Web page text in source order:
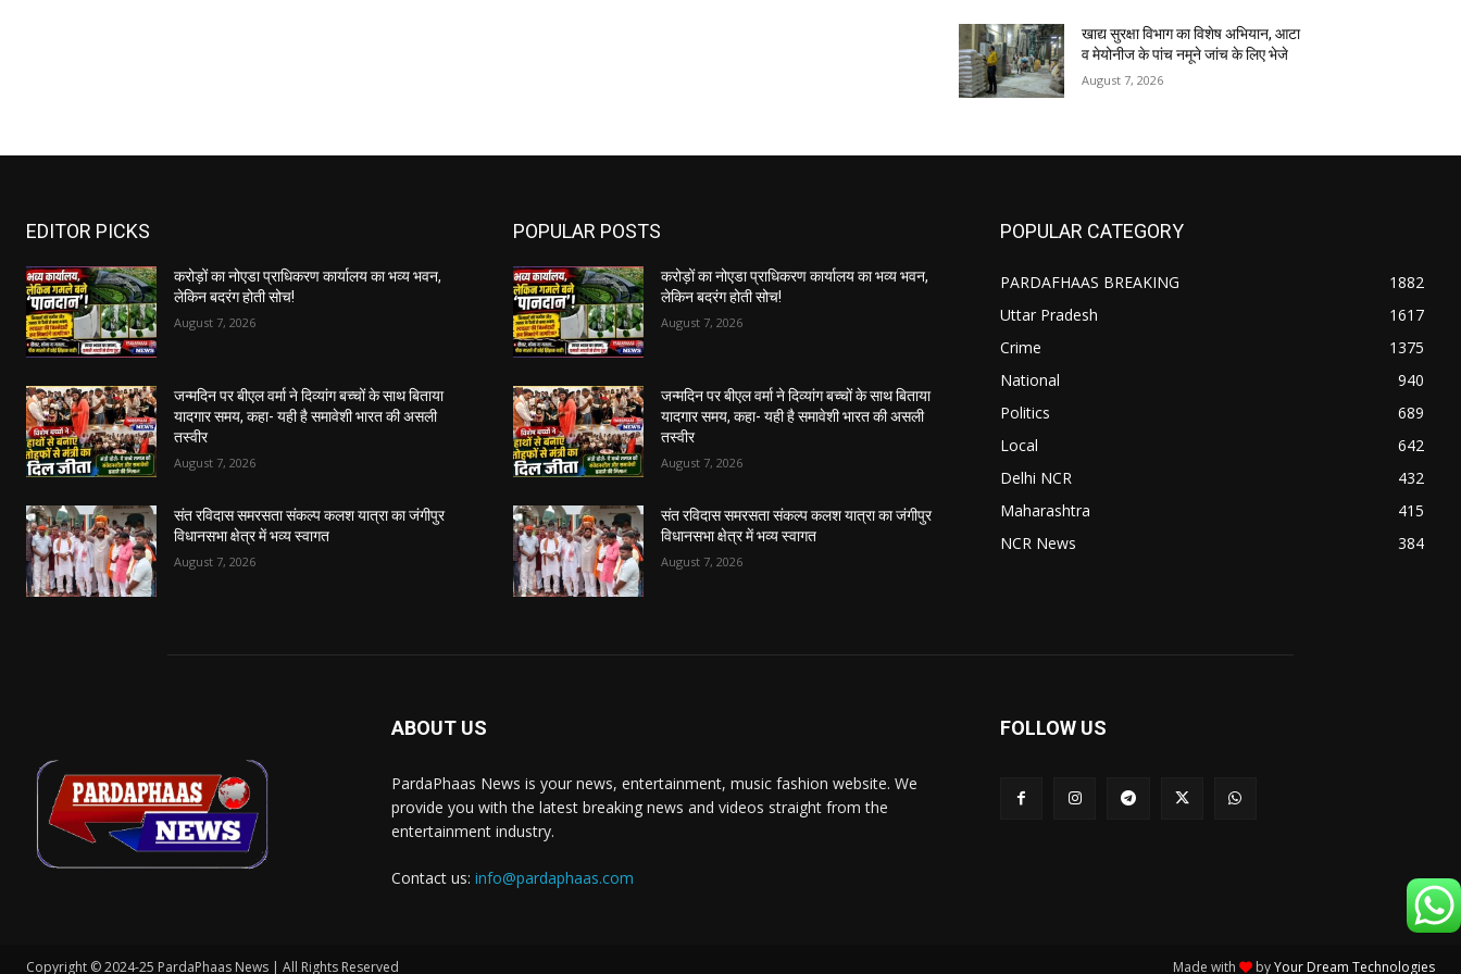
खाद्य सुरक्षा विभाग का विशेष अभियान, आटा
व मेयोनीज के पांच नमूने जांच के लिए भेजे
August 7, 2026
EDITOR PICKS
करोड़ों का नोएडा प्राधिकरण कार्यालय का भव्य भवन,
लेकिन बदरंग होती सोच!
August 7, 2026
जन्मदिन पर बीएल वर्मा ने दिव्यांग बच्चों के साथ बिताया
यादगार समय, कहा- यही है समावेशी भारत की असली
तस्वीर
August 7, 2026
संत रविदास समरसता संकल्प कलश यात्रा का जंगीपुर
विधानसभा क्षेत्र में भव्य स्वागत
August 7, 2026
POPULAR POSTS
करोड़ों का नोएडा प्राधिकरण कार्यालय का भव्य भवन,
लेकिन बदरंग होती सोच!
August 7, 2026
जन्मदिन पर बीएल वर्मा ने दिव्यांग बच्चों के साथ बिताया
यादगार समय, कहा- यही है समावेशी भारत की असली
तस्वीर
August 7, 2026
संत रविदास समरसता संकल्प कलश यात्रा का जंगीपुर
विधानसभा क्षेत्र में भव्य स्वागत
August 7, 2026
POPULAR CATEGORY
PARDAFHAAS BREAKING
1882
Uttar Pradesh
1617
Crime
1375
National
940
Politics
689
Local
642
Delhi NCR
432
Maharashtra
415
NCR News
384
ABOUT US
PardaPhaas News is your news, entertainment, music fashion website. We
provide you with the latest breaking news and videos straight from the
entertainment industry.
Contact us: info@pardaphaas.com
FOLLOW US
Copyright © 2024-25 PardaPhaas News | All Rights Reserved Made with byYour Dream Technologies